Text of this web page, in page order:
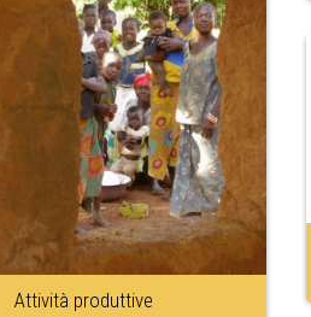
Attività produttive